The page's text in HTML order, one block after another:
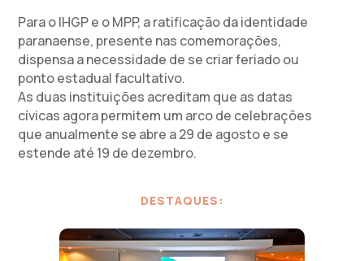
Para o IHGP e o MPP, a ratificação da identidade
paranaense, presente nas comemorações,
dispensa a necessidade de se criar feriado ou
ponto estadual facultativo.
As duas instituições acreditam que as datas
cívicas agora permitem um arco de celebrações
que anualmente se abre a 29 de agosto e se
estende até 19 de dezembro.
DESTAQUES: